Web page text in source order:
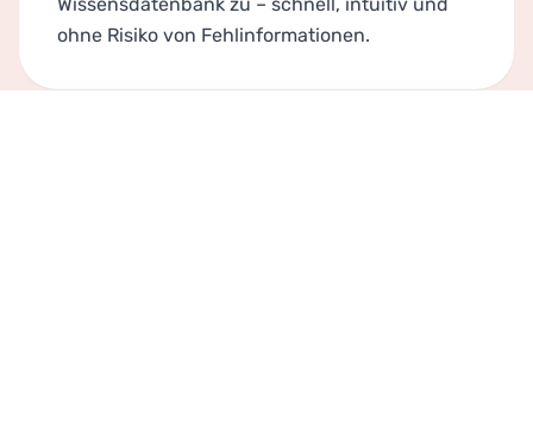
ohne Risiko von Fehlinformationen.